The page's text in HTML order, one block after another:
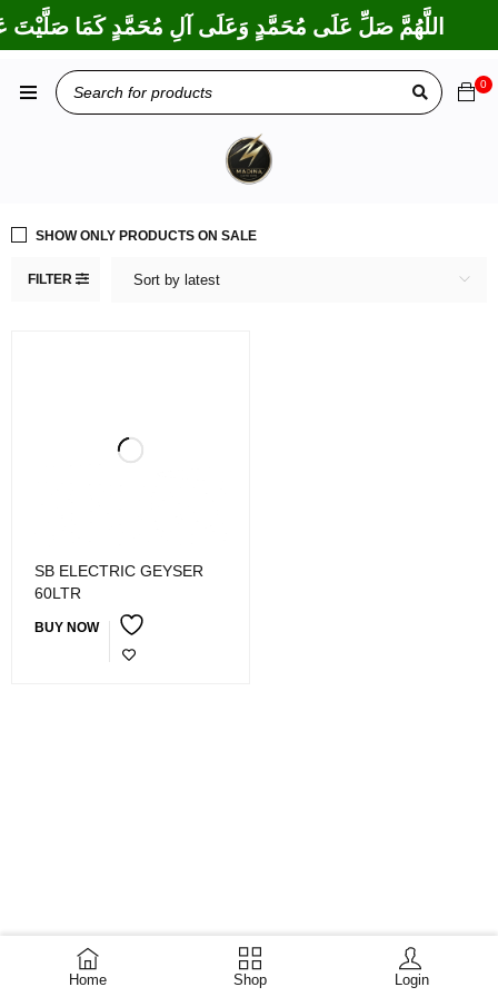
اللَّهُمَّ صَلِّ عَلَى مُحَمَّدٍ وَعَلَى آلِ مُحَمَّدٍ كَمَا صَلَّيْتَ
Home Shop Login
0
FILTER Sort by latest
SHOW ONLY PRODUCTS ON SALE
SB ELECTRIC GEYSER
60LTR
BUY NOW